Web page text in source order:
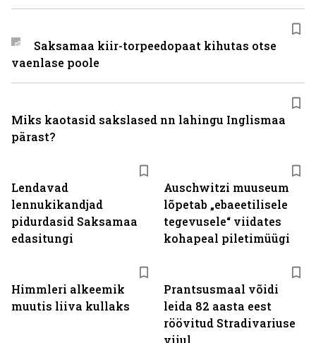
Lendavad
lennukikandjad
pidurdasid Saksamaa
edasitungi
Auschwitzi muuseum
lõpetab „ebaeetilisele
tegevusele“ viidates
kohapeal piletimüügi
Himmleri alkeemik
muutis liiva kullaks
Prantsusmaal võidi
leida 82 aasta eest
röövitud Stradivariuse
viiul
Saksamaa kiir-torpeedo­paat kihutas otse
vaenlase poole
Miks kaotasid sakslased nn lahingu Inglismaa
pärast?